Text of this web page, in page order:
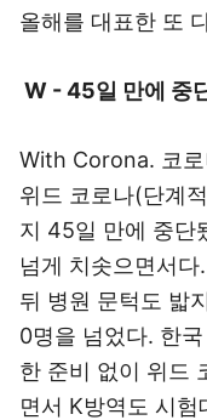
올해를 대표한 또
W - 45일 만에 중
With Corona. 코로
위드 코로나(단계
지 45일 만에 중단
넘게 치솟으면서
뒤 병원 문턱도 밟
0명을 넘었다. 한
한 준비 없이 위드
면서 K방역도 시험